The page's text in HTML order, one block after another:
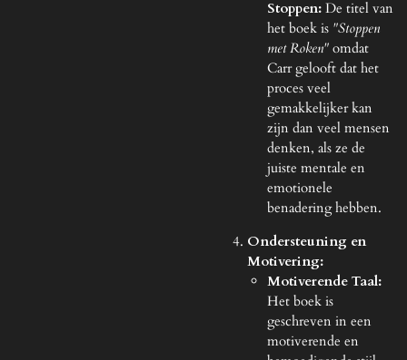
Stoppen: De titel van
het boek is "Stoppen
met Roken" omdat
Carr gelooft dat het
proces veel
gemakkelijker kan
zijn dan veel mensen
denken, als ze de
juiste mentale en
emotionele
benadering hebben.
Ondersteuning en
Motivering:
Motiverende Taal:
Het boek is
geschreven in een
motiverende en